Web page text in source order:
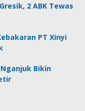
2 ABK Tewas
PT Xinyi
Bikin